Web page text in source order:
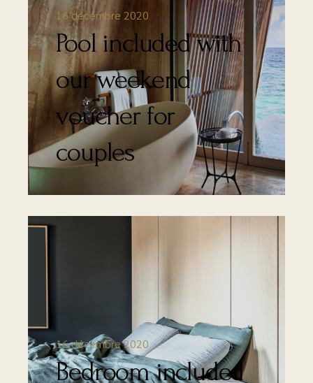
16 décembre 2020
Pool included with
our weekend
voucher for
couples
16 décembre 2020
Bedroom included